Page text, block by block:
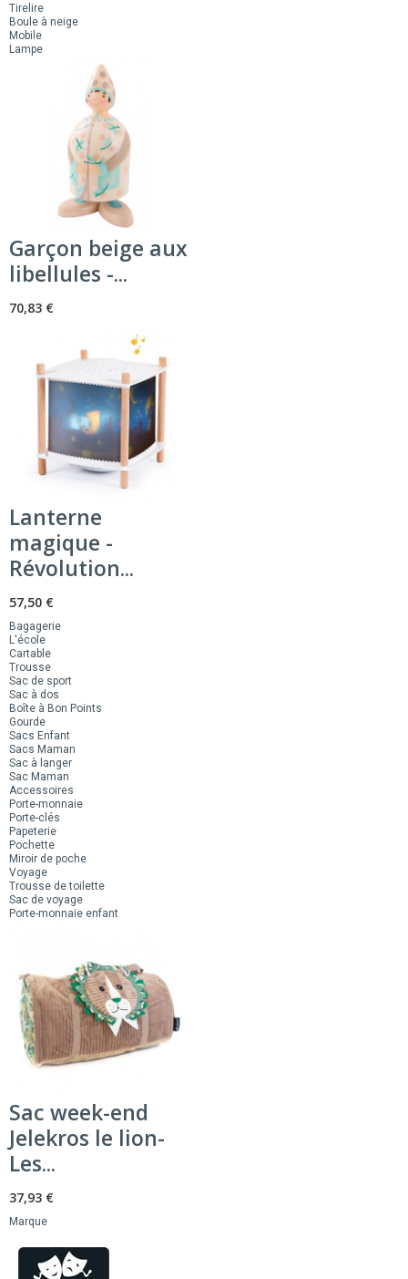
Tirelire
Boule à neige
Mobile
Lampe
Garçon beige aux
libellules -...
70,83 €
Lanterne
magique -
Révolution...
57,50 €
Bagagerie
L'école
Cartable
Trousse
Sac de sport
Sac à dos
Boîte à Bon Points
Gourde
Sacs Enfant
Sacs Maman
Sac à langer
Sac Maman
Accessoires
Porte-monnaie
Porte-clés
Papeterie
Pochette
Miroir de poche
Voyage
Trousse de toilette
Sac de voyage
Porte-monnaie enfant
Sac week-end
Jelekros le lion-
Les...
37,93 €
Marque